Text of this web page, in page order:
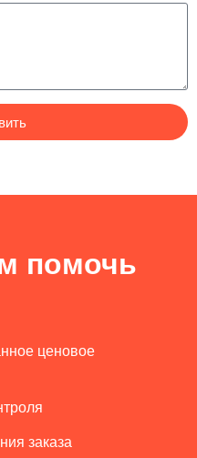
помочь
ценовое
заказа